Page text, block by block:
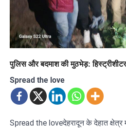
पुलिस और बदमाश की मुठभेड़:
Spread the love
Spread the loveदेहरादून के देहात क्षेत्र